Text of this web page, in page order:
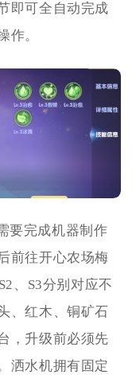
即可全自动完成
作。
要完成机器制作
前往开心农场梅
、S3分别对应不
、红木、铜矿石
，升级前必须先
洒水机拥有固定